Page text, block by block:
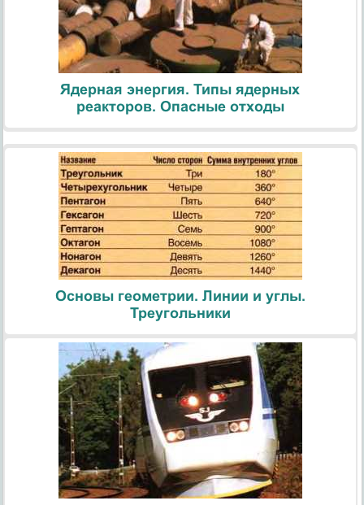
Ядерная энергия. Типы ядерных
реакторов. Опасные отходы
Основы геометрии. Линии и углы.
Треугольники